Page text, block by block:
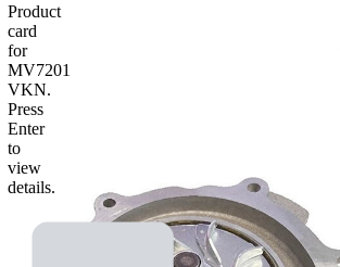
Product
card
for
MV7201
VKN.
Press
Enter
to
view
details.